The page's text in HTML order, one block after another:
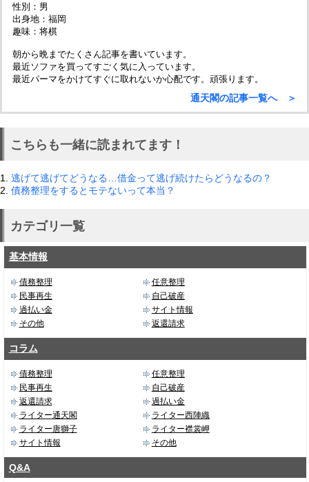
性別：男
出身地：福岡
趣味：将棋
朝から晩までたくさん記事を書いています。
最近ソファを買ってすごく気に入っています。
最近パーマをかけてすぐに取れないか心配です。頑張ります。
通天閣の記事一覧へ ＞
こちらも一緒に読まれてます！
1. 逃げて逃げてどうなる…借金って逃げ続けたらどうなるの？
2. 債務整理をするとモテないって本当？
カテゴリ一覧
基本情報
債務整理
任意整理
民事再生
自己破産
過払い金
サイト情報
その他
返還請求
コラム
債務整理
任意整理
民事再生
自己破産
返還請求
過払い金
ライター通天閣
ライター西陣織
ライター唐獅子
ライター襟裳岬
サイト情報
その他
Q&A